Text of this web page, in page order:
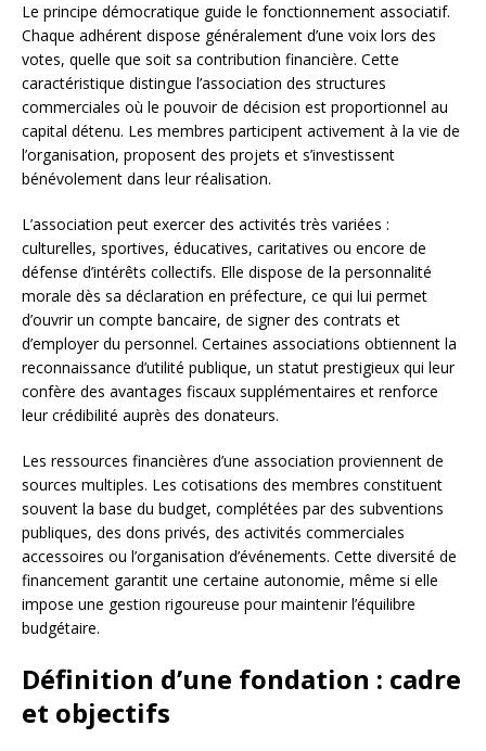
Le principe démocratique guide le fonctionnement associatif.
Chaque adhérent dispose généralement d’une voix lors des
votes, quelle que soit sa contribution financière. Cette
caractéristique distingue l’association des structures
commerciales où le pouvoir de décision est proportionnel au
capital détenu. Les membres participent activement à la vie de
l’organisation, proposent des projets et s’investissent
bénévolement dans leur réalisation.
L’association peut exercer des activités très variées :
culturelles, sportives, éducatives, caritatives ou encore de
défense d’intérêts collectifs. Elle dispose de la personnalité
morale dès sa déclaration en préfecture, ce qui lui permet
d’ouvrir un compte bancaire, de signer des contrats et
d’employer du personnel. Certaines associations obtiennent la
reconnaissance d’utilité publique, un statut prestigieux qui leur
confère des avantages fiscaux supplémentaires et renforce
leur crédibilité auprès des donateurs.
Les ressources financières d’une association proviennent de
sources multiples. Les cotisations des membres constituent
souvent la base du budget, complétées par des subventions
publiques, des dons privés, des activités commerciales
accessoires ou l’organisation d’événements. Cette diversité de
financement garantit une certaine autonomie, même si elle
impose une gestion rigoureuse pour maintenir l’équilibre
budgétaire.
Définition d’une fondation : cadre
et objectifs